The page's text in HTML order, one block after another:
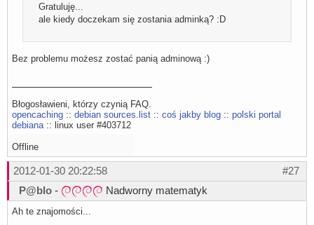
Gratuluję...
ale kiedy doczekam się zostania adminką? :D
Bez problemu możesz zostać panią adminową :)
Błogosławieni, którzy czynią FAQ.
opencaching :: debian sources.list :: coś jakby blog :: polski portal
debiana:: linux user #403712
Offline
#27
2012-01-30 20:22:58
P@blo - Nadworny matematyk
Ah te znajomości...